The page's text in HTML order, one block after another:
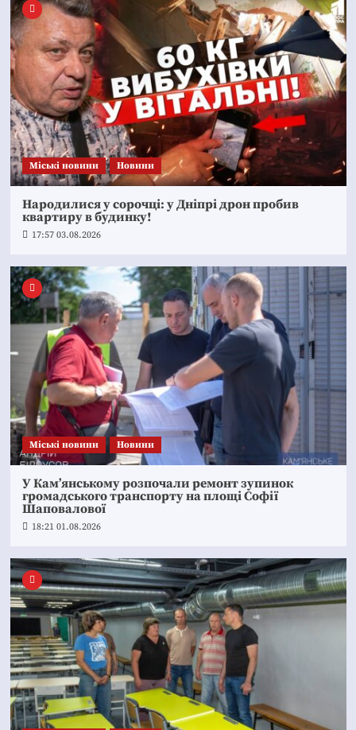
Mіські новини Новини
Народилися у сорочці: у Дніпрі дрон пробив
квартиру в будинку!
17:57 03.08.2026
Mіські новини Новини
У Кам’янському розпочали ремонт зупинок
громадського транспорту на площі Софії
Шаповалової
18:21 01.08.2026